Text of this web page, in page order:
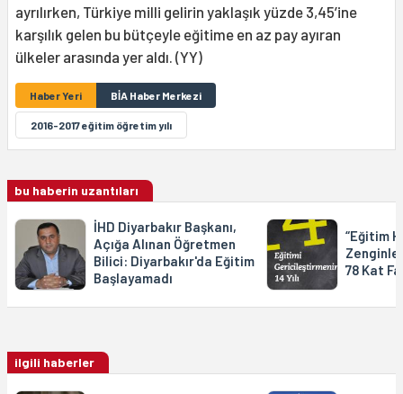
ayrılırken, Türkiye milli gelirin yaklaşık yüzde 3,45’ine
karşılık gelen bu bütçeyle eğitime en az pay ayıran
ülkeler arasında yer aldı. (YY)
Haber Yeri BİA Haber Merkezi
2016-2017 eğitim öğretim yılı
bu haberin uzantıları
İHD Diyarbakır Başkanı,
Açığa Alınan Öğretmen
Bilici: Diyarbakır'da Eğitim
Başlayamadı
“Eğitim
Zenginle
78 Kat
ilgili haberler